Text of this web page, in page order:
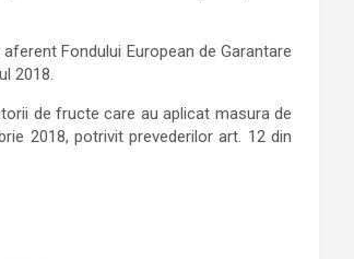
Fondului European de Garantare
2018.
de fructe care au aplicat masura de
2018, potrivit prevederilor art. 12 din